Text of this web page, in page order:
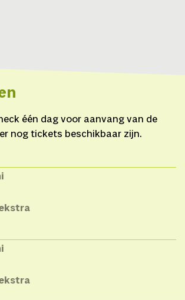
één dag voor aanvang van de
nog tickets beschikbaar zijn.